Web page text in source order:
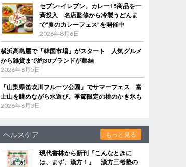
セブン‐イレブン、カレー15商品を一
斉投入 名店監修から冷製うどんま
で“夏のカレーフェス”を開催中
2026年8月6日
横浜高島屋で「韓国市場」がスタート 人気グルメ
から雑貨まで約30ブランドが集結
2026年8月5日
「山梨県笛吹川フルーツ公園」でサマーフェス 富
士山を眺めながら水遊び、季節限定の桃のかき氷も
2026年8月3日
ヘルスケア もっと見る
現代書林から新刊『こんなときに
は、まず、漢方！』 漢方三考塾の